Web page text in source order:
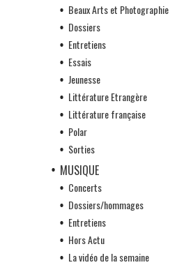
Beaux Arts et Photographie
Dossiers
Entretiens
Essais
Jeunesse
Littérature Etrangère
Littérature française
Polar
Sorties
MUSIQUE
Concerts
Dossiers/hommages
Entretiens
Hors Actu
La vidéo de la semaine